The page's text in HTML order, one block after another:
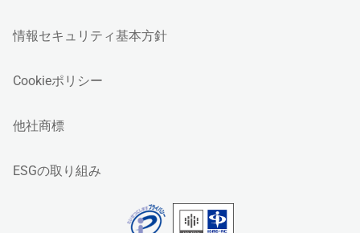
情報セキュリティ基本方針
Cookieポリシー
他社商標
ESGの取り組み